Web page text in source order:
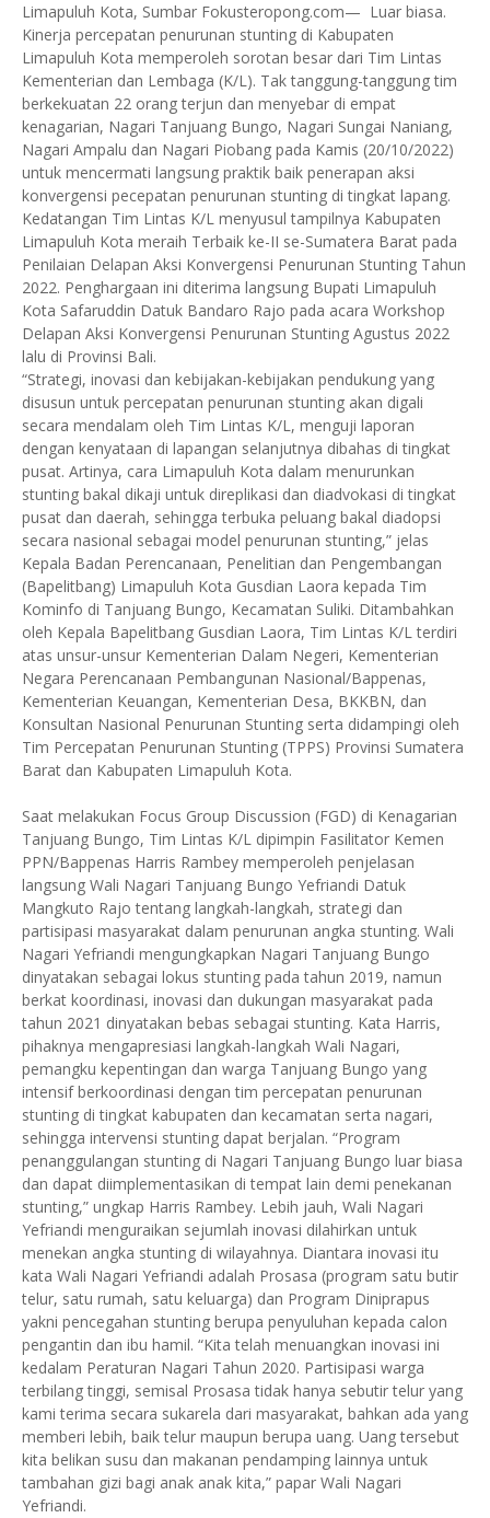
Limapuluh Kota, Sumbar Fokusteropong.com— Luar biasa.
Kinerja percepatan penurunan stunting di Kabupaten
Limapuluh Kota memperoleh sorotan besar dari Tim Lintas
Kementerian dan Lembaga (K/L). Tak tanggung-tanggung tim
berkekuatan 22 orang terjun dan menyebar di empat
kenagarian, Nagari Tanjuang Bungo, Nagari Sungai Naniang,
Nagari Ampalu dan Nagari Piobang pada Kamis (20/10/2022)
untuk mencermati langsung praktik baik penerapan aksi
konvergensi pecepatan penurunan stunting di tingkat lapang.
Kedatangan Tim Lintas K/L menyusul tampilnya Kabupaten
Limapuluh Kota meraih Terbaik ke-II se-Sumatera Barat pada
Penilaian Delapan Aksi Konvergensi Penurunan Stunting Tahun
2022. Penghargaan ini diterima langsung Bupati Limapuluh
Kota Safaruddin Datuk Bandaro Rajo pada acara Workshop
Delapan Aksi Konvergensi Penurunan Stunting Agustus 2022
lalu di Provinsi Bali.
“Strategi, inovasi dan kebijakan-kebijakan pendukung yang
disusun untuk percepatan penurunan stunting akan digali
secara mendalam oleh Tim Lintas K/L, menguji laporan
dengan kenyataan di lapangan selanjutnya dibahas di tingkat
pusat. Artinya, cara Limapuluh Kota dalam menurunkan
stunting bakal dikaji untuk direplikasi dan diadvokasi di tingkat
pusat dan daerah, sehingga terbuka peluang bakal diadopsi
secara nasional sebagai model penurunan stunting,” jelas
Kepala Badan Perencanaan, Penelitian dan Pengembangan
(Bapelitbang) Limapuluh Kota Gusdian Laora kepada Tim
Kominfo di Tanjuang Bungo, Kecamatan Suliki. Ditambahkan
oleh Kepala Bapelitbang Gusdian Laora, Tim Lintas K/L terdiri
atas unsur-unsur Kementerian Dalam Negeri, Kementerian
Negara Perencanaan Pembangunan Nasional/Bappenas,
Kementerian Keuangan, Kementerian Desa, BKKBN, dan
Konsultan Nasional Penurunan Stunting serta didampingi oleh
Tim Percepatan Penurunan Stunting (TPPS) Provinsi Sumatera
Barat dan Kabupaten Limapuluh Kota.
Saat melakukan Focus Group Discussion (FGD) di Kenagarian
Tanjuang Bungo, Tim Lintas K/L dipimpin Fasilitator Kemen
PPN/Bappenas Harris Rambey memperoleh penjelasan
langsung Wali Nagari Tanjuang Bungo Yefriandi Datuk
Mangkuto Rajo tentang langkah-langkah, strategi dan
partisipasi masyarakat dalam penurunan angka stunting. Wali
Nagari Yefriandi mengungkapkan Nagari Tanjuang Bungo
dinyatakan sebagai lokus stunting pada tahun 2019, namun
berkat koordinasi, inovasi dan dukungan masyarakat pada
tahun 2021 dinyatakan bebas sebagai stunting. Kata Harris,
pihaknya mengapresiasi langkah-langkah Wali Nagari,
pemangku kepentingan dan warga Tanjuang Bungo yang
intensif berkoordinasi dengan tim percepatan penurunan
stunting di tingkat kabupaten dan kecamatan serta nagari,
sehingga intervensi stunting dapat berjalan. “Program
penanggulangan stunting di Nagari Tanjuang Bungo luar biasa
dan dapat diimplementasikan di tempat lain demi penekanan
stunting,” ungkap Harris Rambey. Lebih jauh, Wali Nagari
Yefriandi menguraikan sejumlah inovasi dilahirkan untuk
menekan angka stunting di wilayahnya. Diantara inovasi itu
kata Wali Nagari Yefriandi adalah Prosasa (program satu butir
telur, satu rumah, satu keluarga) dan Program Diniprapus
yakni pencegahan stunting berupa penyuluhan kepada calon
pengantin dan ibu hamil. “Kita telah menuangkan inovasi ini
kedalam Peraturan Nagari Tahun 2020. Partisipasi warga
terbilang tinggi, semisal Prosasa tidak hanya sebutir telur yang
kami terima secara sukarela dari masyarakat, bahkan ada yang
memberi lebih, baik telur maupun berupa uang. Uang tersebut
kita belikan susu dan makanan pendamping lainnya untuk
tambahan gizi bagi anak anak kita,” papar Wali Nagari
Yefriandi.